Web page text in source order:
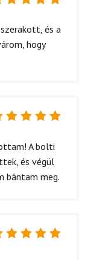
/ 5
és a
hogy
/ 5A bolti
és végül
bántam meg.